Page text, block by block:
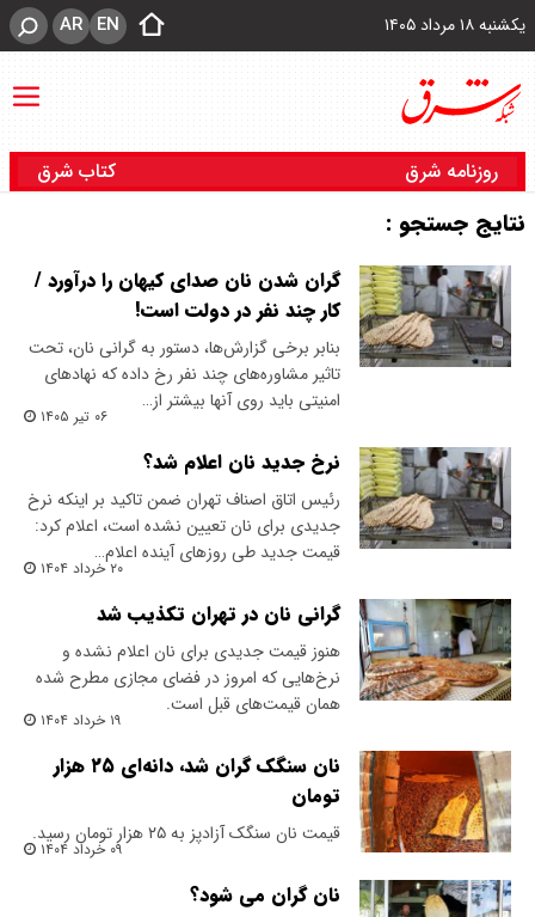
یکشنبه ۱۸ مرداد ۱۴۰۵ EN
AR
روزنامه شرق کتاب شرق
نتایج جستجو :
گران شدن نان صدای کیهان را درآورد /
کار چند نفر در دولت است!
بنابر برخی گزارش‌ها، دستور به گرانی نان، تحت
تاثیر مشاوره‌های چند نفر رخ داده که نهادهای
امنیتی باید روی آنها بیشتر از…
۰۶ تیر ۱۴۰۵
نرخ جدید نان اعلام شد؟
رئیس اتاق اصناف تهران ضمن تاکید بر اینکه نرخ
جدیدی برای نان تعیین نشده است، اعلام کرد:
قیمت جدید طی روزهای آینده اعلام…
۲۰ خرداد ۱۴۰۴
گرانی نان در تهران تکذیب شد
هنوز قیمت جدیدی برای نان اعلام نشده و
نرخ‌هایی که امروز در فضای مجازی مطرح شده
همان قیمت‌های قبل است.
۱۹ خرداد ۱۴۰۴
نان سنگک گران شد، دانه‌ای ۲۵ هزار
تومان
قیمت نان سنگک آزادپز به ۲۵ هزار تومان رسید.
۰۹ خرداد ۱۴۰۴
نان گران می شود؟